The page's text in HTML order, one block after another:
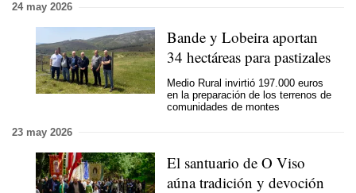
24 may 2026
Bande y Lobeira aportan
34 hectáreas para pastizales
Medio Rural invirtió 197.000 euros
en la preparación de los terrenos de
comunidades de montes
23 may 2026
El santuario de O Viso
aúna tradición y devoción